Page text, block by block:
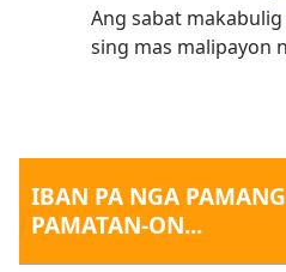
Ang sabat
sing mas malipayon
IBAN PA NGA
PAMATAN-ON...